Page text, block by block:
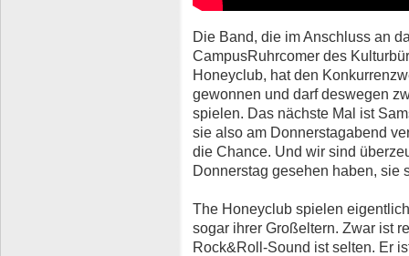
Die Band, die im Anschluss an
CampusRuhrcomer des
Honeyclub, hat den
gewonnen und darf deswegen
spielen. Das nächste Mal ist
sie also am Donnerstagabend
die Chance. Und wir sind
Donnerstag gesehen haben, sie
The Honeyclub spielen
sogar ihrer Großeltern. Zwar ist
Rock&Roll-Sound ist selten. Er